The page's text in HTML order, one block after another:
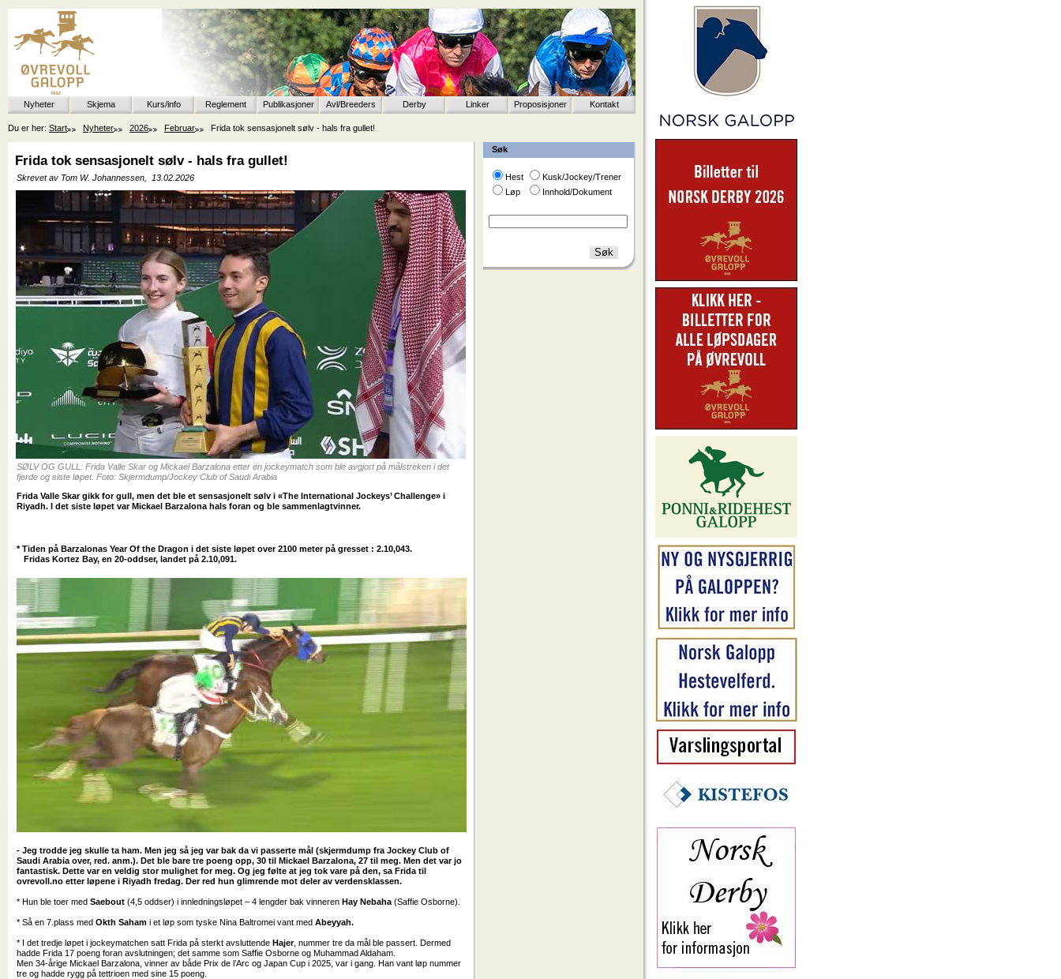
Nyheter Skjema Kurs/info Reglement Publikasjoner Avl/Breeders Derby Linker Proposisjoner Kontakt
Du er her: Start Nyheter 2026 Februar Frida tok sensasjonelt sølv - hals fra gullet!
Søk
Hest
Kusk/Jockey/Trener
Løp
Innhold/Dokument
Frida tok sensasjonelt sølv - hals fra gullet!
Skrevet av Tom W. Johannessen, 13.02.2026
SØLV OG GULL: Frida Valle Skar og Mickael Barzalona etter en jockeymatch som ble avgjort på målstreken i det
fjerde og siste løpet. Foto: Skjermdump/Jockey Club of Saudi Arabia
Frida Valle Skar gikk for gull, men det ble et sensasjonelt sølv i «The International Jockeys’ Challenge» i
Riyadh. I det siste løpet var Mickael Barzalona hals foran og ble sammenlagtvinner.
* Tiden på Barzalonas Year Of the Dragon i det siste løpet over 2100 meter på gresset : 2.10,043.
Fridas Kortez Bay, en 20-oddser, landet på 2.10,091.
- Jeg trodde jeg skulle ta ham. Men jeg så jeg var bak da vi passerte mål (skjermdump fra Jockey Club of
Saudi Arabia over, red. anm.). Det ble bare tre poeng opp, 30 til Mickael Barzalona, 27 til meg. Men det var jo
fantastisk. Dette var en veldig stor mulighet for meg. Og jeg følte at jeg tok vare på den, sa Frida til
ovrevoll.no etter løpene i Riyadh fredag. Der red hun glimrende mot deler av verdensklassen.
* Hun ble toer medSaebout (4,5 oddser) i innledningsløpet – 4 lengder bak vinnerenHay Nebaha (Saffie Osborne).
* Så en 7.plass medOkth Saham i et løp som tyske Nina Baltromei vant medAbeyyah.
* I det tredje løpet i jockeymatchen satt Frida på sterkt avsluttendeHajer, nummer tre da mål ble passert. Dermed
hadde Frida 17 poeng foran avslutningen; det samme som Saffie Osborne og Muhammad Aldaham.
Men 34-årige Mickael Barzalona, vinner av både Prix de l’Arc og Japan Cup i 2025, var i gang. Han vant løp nummer
tre og hadde rygg på tettrioen med sine 15 poeng.